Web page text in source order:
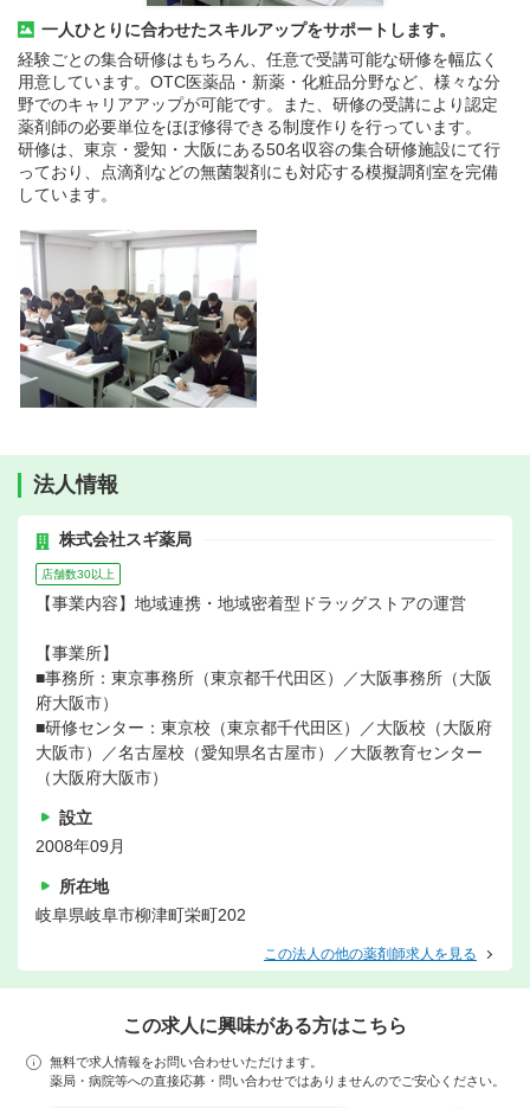
一人ひとりに合わせたスキルアップをサポートします。
経験ごとの集合研修はもちろん、任意で受講可能な研修を幅広く
用意しています。OTC医薬品・新薬・化粧品分野など、様々な分
野でのキャリアアップが可能です。また、研修の受講により認定
薬剤師の必要単位をほぼ修得できる制度作りを行っています。
研修は、東京・愛知・大阪にある50名収容の集合研修施設にて行
っており、点滴剤などの無菌製剤にも対応する模擬調剤室を完備
しています。
法人情報
株式会社スギ薬局
店舗数30以上
【事業内容】地域連携・地域密着型ドラッグストアの運営
【事業所】
■事務所：東京事務所（東京都千代田区）／大阪事務所（大阪
府大阪市）
■研修センター：東京校（東京都千代田区）／大阪校（大阪府
大阪市）／名古屋校（愛知県名古屋市）／大阪教育センター
（大阪府大阪市）
設立
2008年09月
所在地
岐阜県岐阜市柳津町栄町202
この法人の他の薬剤師求人を見る
この求人に興味がある方はこちら
無料で求人情報をお問い合わせいただけます。
薬局・病院等への直接応募・問い合わせではありませんのでご安心ください。